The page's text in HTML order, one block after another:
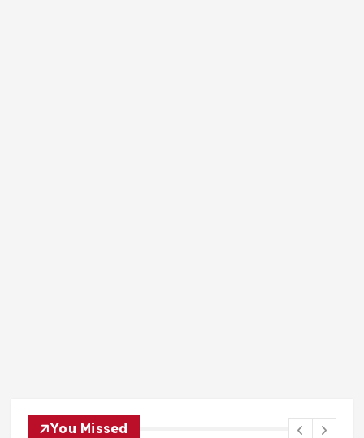
You Missed